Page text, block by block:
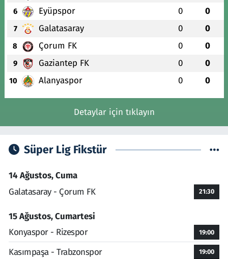
6 Eyüpspor 0 0
7 Galatasaray 0 0
8 Çorum FK 0 0
9 Gaziantep FK 0 0
10 Alanyaspor 0 0
Detaylar için tıklayın
Süper Lig Fikstür
14 Ağustos, Cuma
Galatasaray - Çorum FK
21:30
15 Ağustos, Cumartesi
Konyaspor - Rizespor
19:00
Kasımpaşa - Trabzonspor 19:00